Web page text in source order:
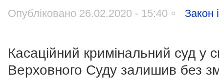
Опубліковано 26.02.2020 - 15:40 Закон
Касаційний кримінальний суд у
Верховного Суду залишив без